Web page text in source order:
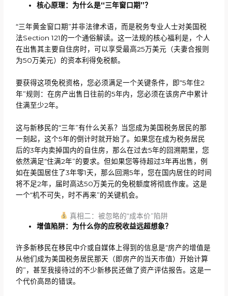
核心原理：为什么是“三年窗口期”？
“三年黄金窗口期”并非法律术语，而是税务专业人士对美国税
法Section 121的一个通俗解读。这一法规的核心福利是，个人
在出售其主要自住房时，可以享受最高25万美元（夫妻合报则
为50万美元）的资本利得免税额。
要获得这项免税资格，您必须满足一个关键条件，即“5年住2
年”规则：在房产出售日往前的5年内，您必须在该房产中累计
住满至少2年。
这与新移民的“三年”有什么关系？当您成为美国税务居民的那
一刻起，这个5年的倒计时就开始了。如果您在成为税务居民
后的3年内卖掉国内的自住房，那么在过去5年的回溯期里，您
依然满足“住满2年”的要求。但如果您等待超过3年再出售，例
如在美国居住了3年零1天，那么回溯5年，您在国内居住的时间
将不足2年，届时高达50万美元的免税额度将彻底作废。这是
一个“机不可失，时不再来”的关键机会。
真相二：被忽略的“成本价”陷阱
增值陷阱：为什么你的应税收益远超想象？
许多新移民在移民中介或自媒体上得到的信息是“房产的增值是
从他们成为美国税务居民那天（即房产的当天市值）开始计算
的”，甚至我接待过的不少新移民还做了资产评估报告。这是一
个代价高昂的错误。